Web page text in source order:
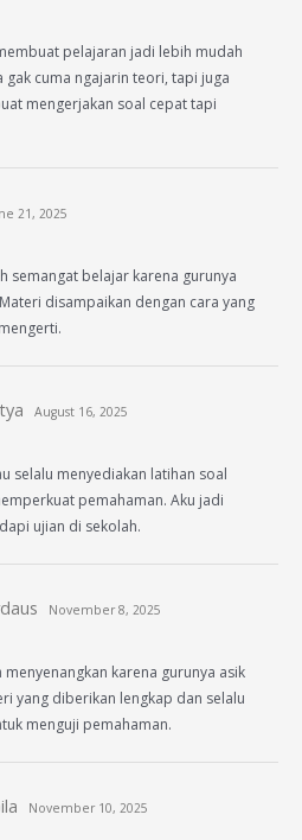
pelajaran jadi lebih mudah
gak cuma ngajarin teori, tapi juga
mengerjakan soal cepat tapi
21, 2025
semangat belajar karena gurunya
disampaikan dengan cara yang
August 16, 2025
selalu menyediakan latihan soal
pemahaman. Aku jadi
ujian di sekolah.
November 8, 2025
karena gurunya asik
yang diberikan lengkap dan selalu
menguji pemahaman.
November 10, 2025